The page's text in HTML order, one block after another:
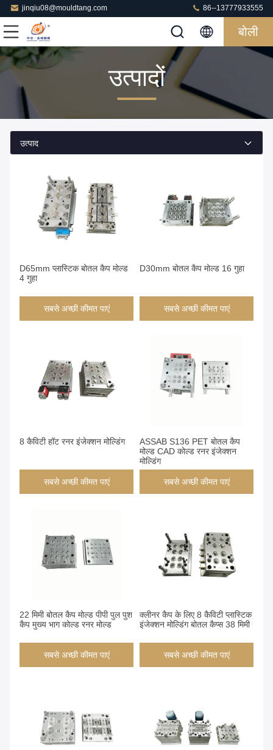
jinqiu08@mouldtang.com 86--13777933555
बोली
उत्पादों
उत्पाद
D65mm प्लास्टिक बोतल कैप मोल्ड
4 गुहा
सबसे अच्छी कीमत पाएं
D30mm बोतल कैप मोल्ड 16 गुहा
सबसे अच्छी कीमत पाएं
8 कैविटी हॉट रनर इंजेक्शन मोल्डिंग
सबसे अच्छी कीमत पाएं
ASSAB S136 PET बोतल कैप
मोल्ड CAD कोल्ड रनर इंजेक्शन
मोल्डिंग
सबसे अच्छी कीमत पाएं
22 मिमी बोतल कैप मोल्ड पीपी पुल पुश
कैप मुख्य भाग कोल्ड रनर मोल्ड
सबसे अच्छी कीमत पाएं
क्लीनर कैप के लिए 8 कैविटी प्लास्टिक
इंजेक्शन मोल्डिंग बोतल कैप्स 38 मिमी
सबसे अच्छी कीमत पाएं